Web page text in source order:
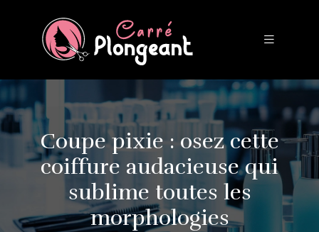
Coupe pixie : osez cette
coiffure audacieuse qui
sublime toutes les
morphologies